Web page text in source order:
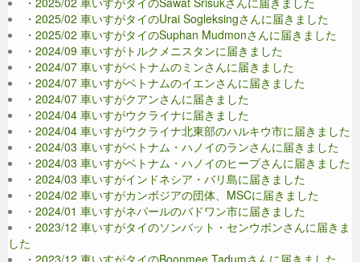
・2025/02 車いすがタイのUrai Sogleksingさんに届きました
・2025/02 車いすがタイのSuphan Mudmonさんに届きました
・2024/09 車いすがトルクメニスタンに届きました
・2024/07 車いすがベトナムのミンさんに届きました
・2024/07 車いすがベトナムのイエンさんに届きました
・2024/07 車いすがクアンさんに届きました
・2024/04 車いすがウクライナに届きました
・2024/04 車いすがウクライナ北東部のハルキウ市に届きました
・2024/03 車いすがベトナム・ハノイのランさんに届きました
・2024/03 車いすがベトナム・ハノイのヒープさんに届きました
・2024/03 車いすがインドネシア・バリ島に届きました
・2024/02 車いすがカンボジアの団体、MSCに届きました
・2024/01 車いすがネパールのバドワン市に届きました
・2023/12 車いすがタイのソンバット・センウボンさんに届きま
した
・2023/12 車いすがタイのBoonmee Tadumさんに届きました